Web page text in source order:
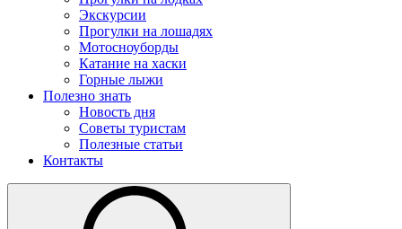
Экскурсии
Прогулки на лошадях
Мотосноуборды
Катание на хаски
Горные лыжи
Полезно знать
Новость дня
Советы туристам
Полезные статьи
Контакты